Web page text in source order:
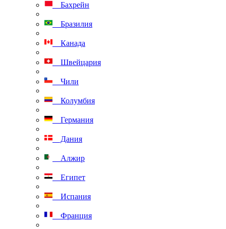
Бахрейн
Бразилия
Канада
Швейцария
Чили
Колумбия
Германия
Дания
Алжир
Египет
Испания
Франция